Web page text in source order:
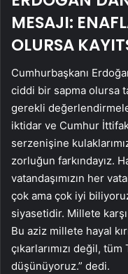
MESAJI:
OLURSA
Cumhurbaşkanı
ciddi bir sapma olursa
gerekli
iktidar ve Cumhur
serzenişine
zorluğun farkındayız.
vatandaşımızın her
çok ama çok iyi
siyasetidir. Millete
Bu aziz millete hayal
çıkarlarımızı değil,
düşünüyoruz.” dedi.